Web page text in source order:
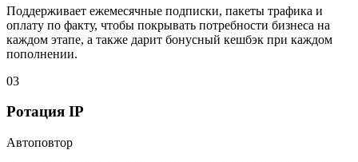
Поддерживает ежемесячные подписки, пакеты трафика и
оплату по факту, чтобы покрывать потребности бизнеса на
каждом этапе, а также дарит бонусный кешбэк при каждом
пополнении.
03
Ротация IP
Автоповтор